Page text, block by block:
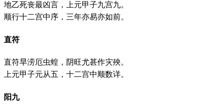
地乙死丧最凶言，上元甲子九宫九。
顺行十二宫中序，三年亦易亦如前。
直符
直符旱涝厄虫蝗，阴旺尤甚作灾殃。
上元甲子元从五，十二宫中顺数详。
阳九